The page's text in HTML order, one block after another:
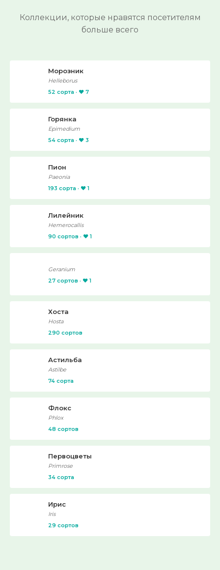
Коллекции, которые нравятся посетителям
больше всего
Морозник
Helleborus
52 сорта · ❤️ 7
Горянка
Epimedium
54 сорта · ❤️ 3
Пион
Paeonia
193 сорта · ❤️ 1
Лилейник
Hemerocallis
90 сортов · ❤️ 1
Geranium
27 сортов · ❤️ 1
Хоста
Hosta
290 сортов
Астильба
Astilbe
74 сорта
Флокс
Phlox
48 сортов
Первоцветы
Primrose
34 сорта
Ирис
Iris
29 сортов